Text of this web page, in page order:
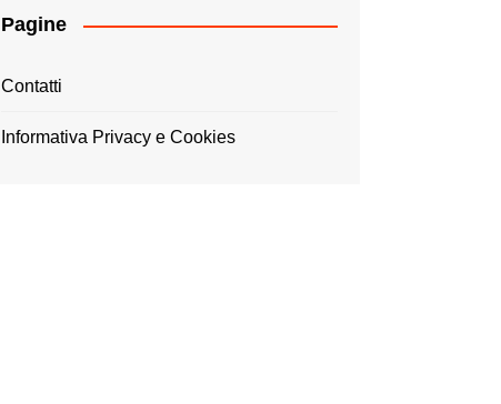
Pagine
Contatti
Informativa Privacy e Cookies